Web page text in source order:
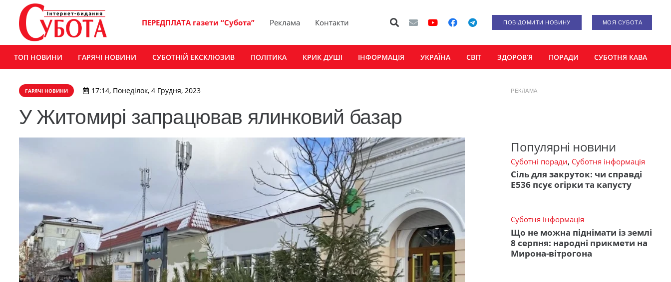
ПЕРЕДПЛАТА газети “Субота” Реклама Контакти ПОВІДОМИТИ НОВИНУ МОЯ СУБОТА
ТОП НОВИНИ ГАРЯЧІ НОВИНИ СУБОТНІЙ ЕКСКЛЮЗИВ ПОЛІТИКА КРИК ДУШІ ІНФОРМАЦІЯ УКРАЇНА СВІТ ЗДОРОВ’Я ПОРАДИ СУБОТНЯ КАВА
ГАРЯЧІ НОВИНИ 17:14, Понеділок, 4 Грудня, 2023
У Житомирі запрацював ялинковий базар
РЕКЛАМА
Популярні новини
Суботні поради, Суботня інформація
Сіль для закруток: чи справді
Е536 псує огірки та капусту
Суботня інформація
Що не можна піднімати із землі
8 серпня: народні прикмети на
Мирона-вітрогона